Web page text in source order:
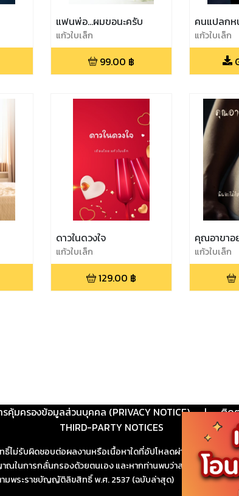
แฟนพ่อ...ผมขอนะครับ
แก้วใบเล็ก
99.00 ฿
คนแปลกห
แก้วใบเล็ก
ดาวในดวงใจ
แก้วใบเล็ก
129.00 ฿
คุณอาขาอ
แก้วใบเล็ก
รคุ้มครองข้อมูลส่วนบุคคล (PRIVACY NOTICE) | ติด
THIRD-PARTY NOTICES
ม่รับผิดชอบต่อผลงานหรือเนื้อหาใดที่อัปโหลดผ่านเว็บไซต์และ
ในการกลั่นกรองด้วยตนเอง และหากท่านพบว่าส่วนหนึ่งส่วนใด
มพระราชบัญญัติลิขสิทธิ์ พ.ศ. 2537 (ฉบับล่าสุด)